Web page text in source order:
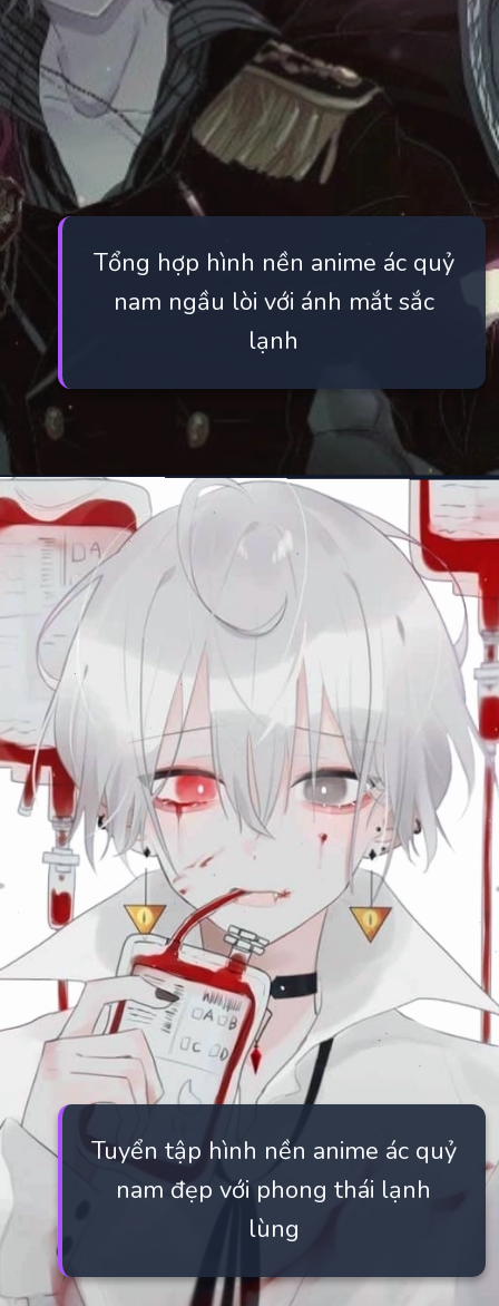
Tổng hợp hình nền anime ác quỷ
nam ngầu lòi với ánh mắt sắc
lạnh
Đang mở
Tuyển tập hình nền anime ác quỷ
nam đẹp với phong thái lạnh
lùng